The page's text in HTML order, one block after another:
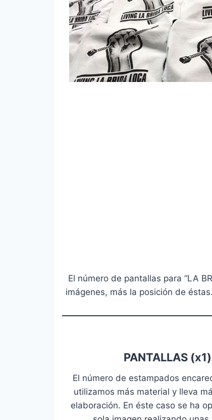
El número de pantallas para “LA
imágenes, más la posición de
PANTALLAS (x1)
El número de estampados
utilizamos más material y lleva
elaboración. En éste caso se ha